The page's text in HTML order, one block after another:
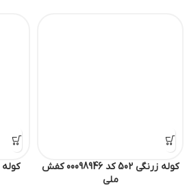
کوله زرنگی 502 کد 00098946 کفش
ملی